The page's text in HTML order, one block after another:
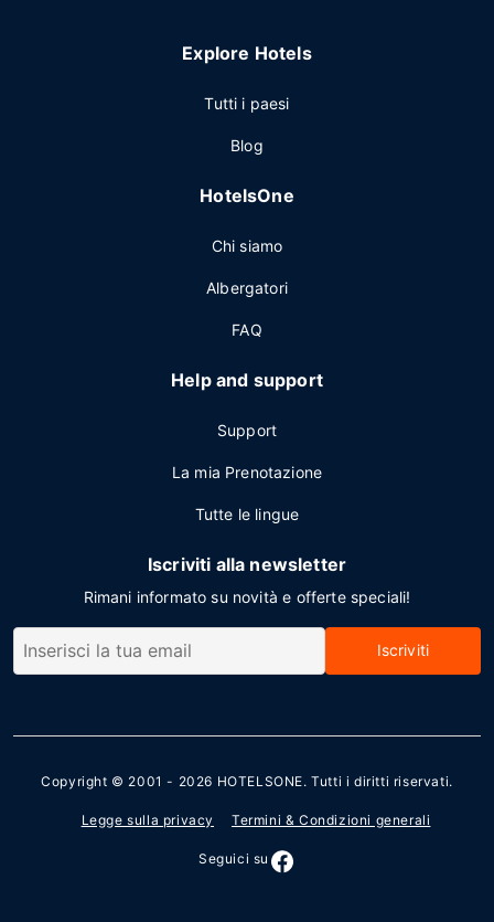
Explore Hotels
Tutti i paesi
Blog
HotelsOne
Chi siamo
Albergatori
FAQ
Help and support
Support
La mia Prenotazione
Tutte le lingue
Iscriviti alla newsletter
Rimani informato su novità e offerte speciali!
Iscriviti
Copyright © 2001 - 2026 HOTELSONE. Tutti i diritti riservati.
Legge sulla privacy Termini & Condizioni generali
Seguici su